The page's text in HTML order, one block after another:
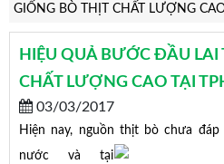
GIỐNG BÒ THỊT CHẤT LƯỢNG
HIỆU QUẢ BƯỚC ĐẦU LAI
CHẤT LƯỢNG CAO TẠI
03/03/2017
Hiện nay, nguồn thịt bò chưa
nước và tại